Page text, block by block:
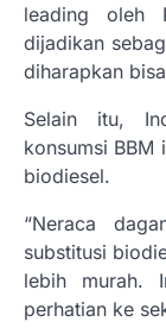
leading oleh
dijadikan
diharapkan
Selain itu,
konsumsi BBM
biodiesel.
“Neraca
substitusi
lebih murah.
perhatian ke